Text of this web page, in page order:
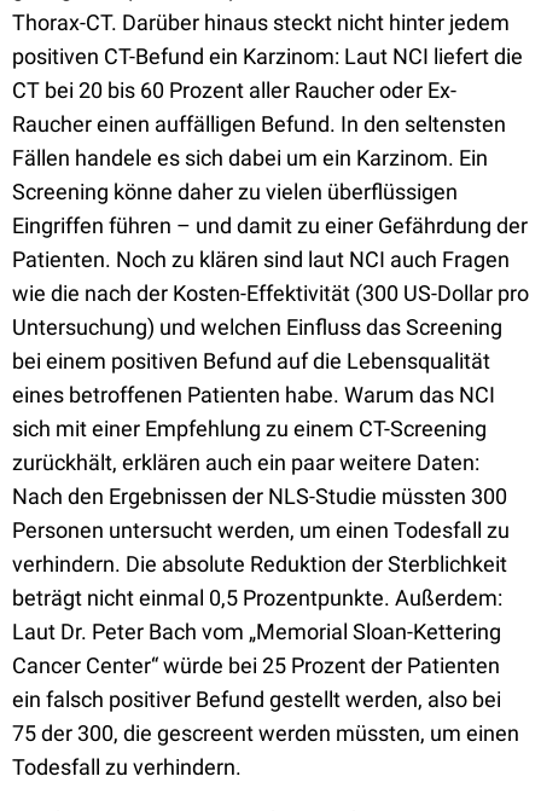
Thorax-CT. Darüber hinaus steckt nicht hinter jedem
positiven CT-Befund ein Karzinom: Laut NCI liefert die
CT bei 20 bis 60 Prozent aller Raucher oder Ex-
Raucher einen auffälligen Befund. In den seltensten
Fällen handele es sich dabei um ein Karzinom. Ein
Screening könne daher zu vielen überflüssigen
Eingriffen führen – und damit zu einer Gefährdung der
Patienten. Noch zu klären sind laut NCI auch Fragen
wie die nach der Kosten-Effektivität (300 US-Dollar pro
Untersuchung) und welchen Einfluss das Screening
bei einem positiven Befund auf die Lebensqualität
eines betroffenen Patienten habe. Warum das NCI
sich mit einer Empfehlung zu einem CT-Screening
zurückhält, erklären auch ein paar weitere Daten:
Nach den Ergebnissen der NLS-Studie müssten 300
Personen untersucht werden, um einen Todesfall zu
verhindern. Die absolute Reduktion der Sterblichkeit
beträgt nicht einmal 0,5 Prozentpunkte. Außerdem:
Laut Dr. Peter Bach vom „Memorial Sloan-Kettering
Cancer Center“ würde bei 25 Prozent der Patienten
ein falsch positiver Befund gestellt werden, also bei
75 der 300, die gescreent werden müssten, um einen
Todesfall zu verhindern.